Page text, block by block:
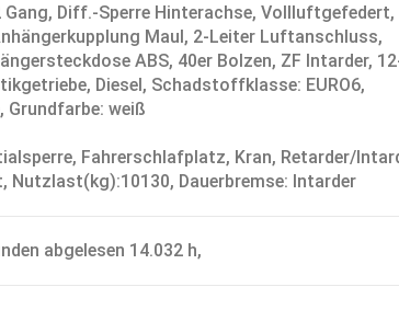
Diff.-Sperre Hinterachse, Vollluftgefedert,
Maul, 2-Leiter Luftanschluss,
ABS, 40er Bolzen, ZF Intarder,
Diesel, Schadstoffklasse: EURO6,
Grundfarbe: weiß
Fahrerschlafplatz, Kran, Retarder/
Dauerbremse: Intarder
abgelesen 14.032 h,